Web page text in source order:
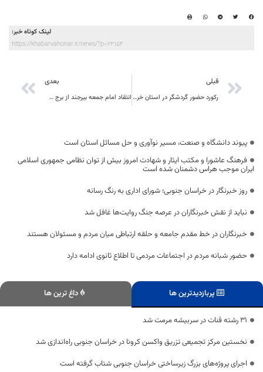
لینک کوتاه خبر:
https://khabarvahonar.ir/news/?p=23154
قبلی
رکورد حضور گردشگر در استان خراسان جنوبی شکسته شد
بعدی
انتقاد امام جمعه بیرجند از برج سازی در کوچه ها بیرجند مرکز خراسان جنوبی
پیوند دانشگاه و صنعت، مسیر نوآوری و حل مسائل استان است
فرهنگ عاشورا و مکتب ایثار و شهادت امروز بیش از توان نظامی جمهوری اسلامی
ایران موجب هراس دشمنان شده است
روز خبرنگار در خراسان جنوبی؛ شورای اداری به رنگ رسانه
نباید از نقش خبرنگاران در عرصه جنگ روایت‌ها غافل شد
خبرنگاران در خط مقدم جامعه و حلقه ارتباطی میان مردم و مسئولان هستند
حضور شبانه مردم در اجتماعات مردمی تا اطلاع ثانوی ادامه دارد
پربازدیدترین ها داغ ترین ها
31‌ رشته قنات در سربیشه مرمت شد
نخستین مرکز تجمیعی تزریق واکسن کرونا در خراسان جنوبی راه‌اندازی شد
اجرای پروژه‌های بزرگ زیرساختی خراسان جنوبی شتاب گرفته است